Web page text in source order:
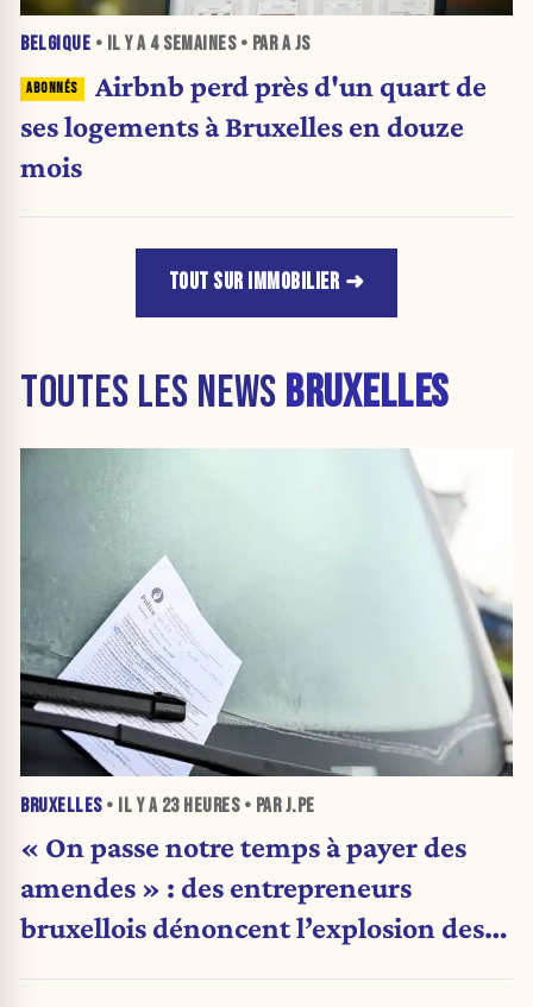
BELGIQUE • IL Y A 4 SEMAINES• PAR A JS
Airbnb perd près d'un quart de
ses logements à Bruxelles en douze
mois
TOUT SUR IMMOBILIER
TOUTES LES NEWS BRUXELLES
BRUXELLES• IL Y A 23 HEURES• PAR J.PE
« On passe notre temps à payer des
amendes » : des entrepreneurs
bruxellois dénoncent l’explosion des